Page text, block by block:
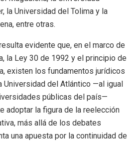
la Universidad del Tolima y la
entre otras.
evidente que, en el marco de
la Ley 30 de 1992 y el principio de
existen los fundamentos jurídicos
Universidad del Atlántico —al igual
públicas del país—
adoptar la figura de la reelección
más allá de los debates
una apuesta por la continuidad de